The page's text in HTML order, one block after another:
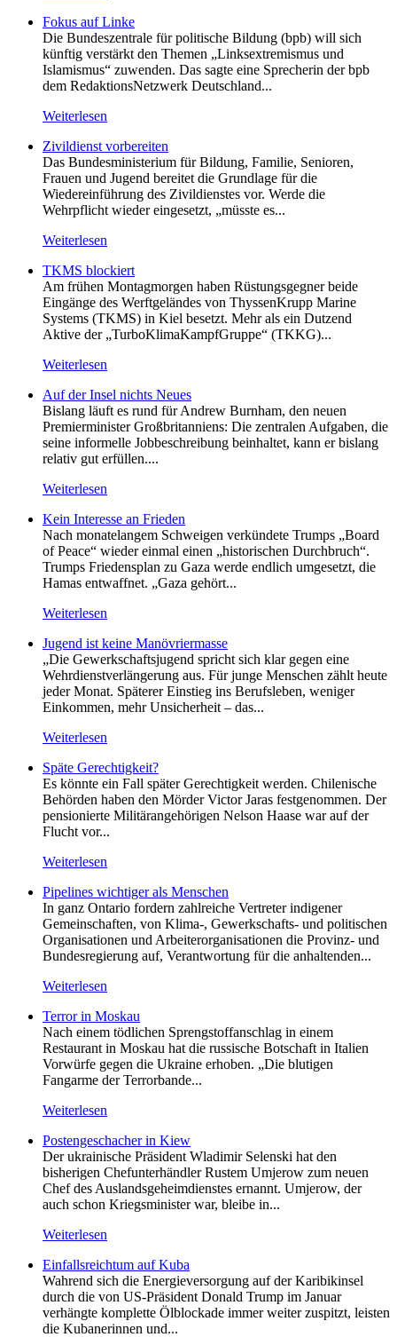
Fokus auf Linke
Die Bundeszentrale für politische Bildung (bpb) will sich
künftig verstärkt den Themen „Linksextremismus und
Islamismus“ zuwenden. Das sagte eine Sprecherin der bpb
dem RedaktionsNetzwerk Deutschland...
Weiterlesen
Zivildienst vorbereiten
Das Bundesministerium für Bildung, Familie, Senioren,
Frauen und Jugend bereitet die Grundlage für die
Wiedereinführung des Zivildienstes vor. Werde die
Wehrpflicht wieder eingesetzt, „müsste es...
Weiterlesen
TKMS blockiert
Am frühen Montagmorgen haben Rüstungsgegner beide
Eingänge des Werftgeländes von ThyssenKrupp Marine
Systems (TKMS) in Kiel besetzt. Mehr als ein Dutzend
Aktive der „TurboKlimaKampfGruppe“ (TKKG)...
Weiterlesen
Auf der Insel nichts Neues
Bislang läuft es rund für Andrew Burnham, den neuen
Premierminister Großbritanniens: Die zentralen Aufgaben, die
seine informelle Jobbeschreibung beinhaltet, kann er bislang
relativ gut erfüllen....
Weiterlesen
Kein Inte­resse an Frieden
Nach monatelangem Schweigen verkündete Trumps „Board
of Peace“ wieder einmal einen „historischen Durchbruch“.
Trumps Friedensplan zu Gaza werde endlich umgesetzt, die
Hamas entwaffnet. „Gaza gehört...
Weiterlesen
Jugend ist keine Manövriermasse
„Die Gewerkschaftsjugend spricht sich klar gegen eine
Wehrdienstverlängerung aus. Für junge Menschen zählt heute
jeder Monat. Späterer Einstieg ins Berufsleben, weniger
Einkommen, mehr Unsicherheit – das...
Weiterlesen
Späte Gerechtigkeit?
Es könnte ein Fall später Gerechtigkeit werden. Chilenische
Behörden haben den Mörder Victor Jaras festgenommen. Der
pensionierte Militärangehörigen Nelson Haase war auf der
Flucht vor...
Weiterlesen
Pipelines wichtiger als Menschen
In ganz Ontario fordern zahlreiche Vertreter indigener
Gemeinschaften, von Klima-, Gewerkschafts- und politischen
Organisationen und Arbeiterorganisationen die Provinz- und
Bundesregierung auf, Verantwortung für die anhaltenden...
Weiterlesen
Terror in Moskau
Nach einem tödlichen Sprengstoffanschlag in einem
Restaurant in Moskau hat die russische Botschaft in Italien
Vorwürfe gegen die Ukraine erhoben. „Die blutigen
Fangarme der Terrorbande...
Weiterlesen
Postengeschacher in Kiew
Der ukrainische Präsident Wladimir Selenski hat den
bisherigen Chefunterhändler Rustem Umjerow zum neuen
Chef des Auslandsgeheimdienstes ernannt. Umjerow, der
auch schon Kriegsminister war, bleibe in...
Weiterlesen
Einfallsreichtum auf Kuba
Wahrend sich die Energieversorgung auf der Karibikinsel
durch die von US-Präsident Donald Trump im Januar
verhängte komplette Ölblockade immer weiter zuspitzt, leisten
die Kubanerinnen und...